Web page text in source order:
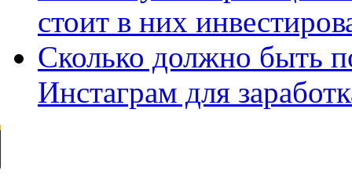
стоит в них
Сколько должно быть
Инстаграм для